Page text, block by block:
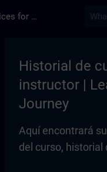
Training Services for Digital Industries
Historial de
instructor |
Journey
Aquí encontrará
del curso,